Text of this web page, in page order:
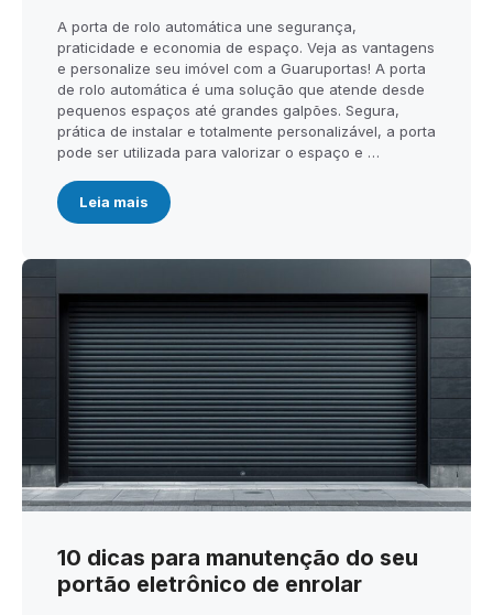
A porta de rolo automática une segurança,
praticidade e economia de espaço. Veja as vantagens
e personalize seu imóvel com a Guaruportas! A porta
de rolo automática é uma solução que atende desde
pequenos espaços até grandes galpões. Segura,
prática de instalar e totalmente personalizável, a porta
pode ser utilizada para valorizar o espaço e …
Leia mais
10 dicas para manutenção do seu
portão eletrônico de enrolar